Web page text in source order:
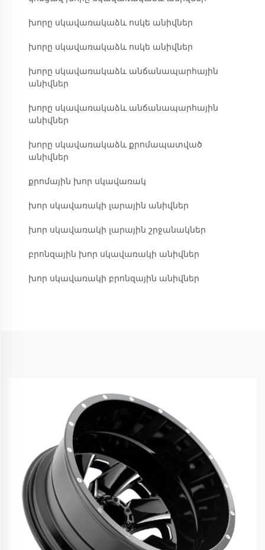
խորը սկավառակաձև ոսկե անիվներ
խորը սկավառակաձև ոսկե անիվներ
խորը սկավառակաձև անճանապարհային
անիվներ
խորը սկավառակաձև անճանապարհային
անիվներ
խորը սկավառակաձև քրոմապատված
անիվներ
քրոմային խոր սկավառակ
խոր սկավառակի լարային անիվներ
խոր սկավառակի լարային շրջանակներ
բրոնզային խոր սկավառակի անիվներ
խոր սկավառակի բրոնզային անիվներ